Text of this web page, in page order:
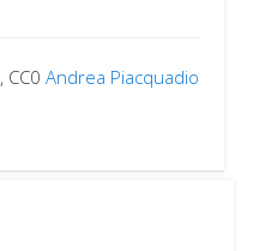
, CC0 Andrea Piacquadio